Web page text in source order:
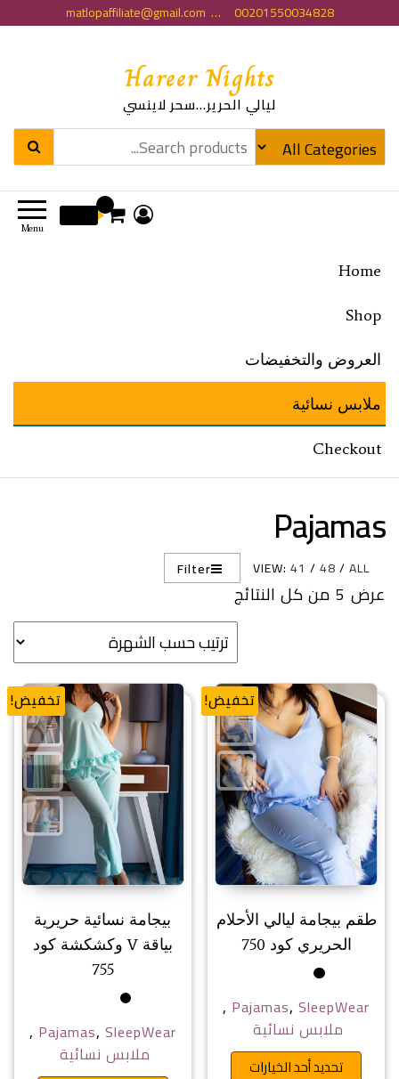
matlopaffiliate@gmail.com … 00201550034828
Hareer Nights
ليالي الحرير…سحر لاينسي
Menu
Home
Shop
العروض والتخفيضات
ملابس نسائية
Checkout
Pajamas
VIEW: 41 /48/ALL
Filter
عرض ⁦5⁩ من كل النتائج تم الفرز حسب الشهرة
تخفيض!
طقم بيجامة ليالي الأحلام
الحريري كود 750
Pajamas, SleepWear
,
ملابس نسائية
تحديد أحد الخيارات هناك العديد من الأشكال
تخفيض!
بيجامة نسائية حريرية
بياقة V وكشكشة كود
755
Pajamas, SleepWear
,
ملابس نسائية